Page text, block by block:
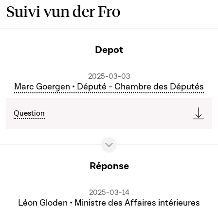
Suivi vun der Fro
Depot
2025-03-03
Marc Goergen • Député - Chambre des Députés
Question
Réponse
2025-03-14
Léon Gloden • Ministre des Affaires intérieures